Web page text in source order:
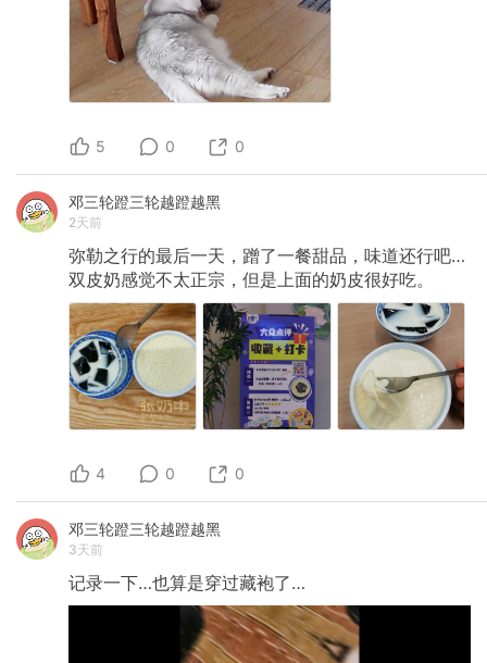
5 0 0
邓三轮蹬三轮越蹬越黑
2天前
弥勒之行的最后一天，蹭了一餐甜品，味道还行吧…
双皮奶感觉不太正宗，但是上面的奶皮很好吃。
4 0 0
邓三轮蹬三轮越蹬越黑
3天前
记录一下…也算是穿过藏袍了…